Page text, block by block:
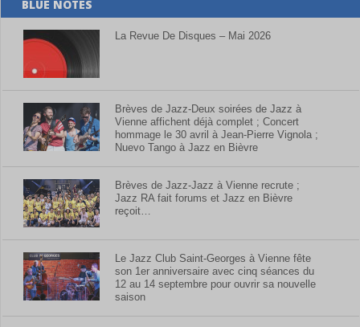
BLUE NOTES
La Revue De Disques – Mai 2026
Brèves de Jazz-Deux soirées de Jazz à
Vienne affichent déjà complet ; Concert
hommage le 30 avril à Jean-Pierre Vignola ;
Nuevo Tango à Jazz en Bièvre
Brèves de Jazz-Jazz à Vienne recrute ;
Jazz RA fait forums et Jazz en Bièvre
reçoit…
Le Jazz Club Saint-Georges à Vienne fête
son 1er anniversaire avec cinq séances du
12 au 14 septembre pour ouvrir sa nouvelle
saison